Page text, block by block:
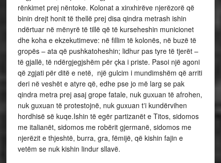
rënkimet prej nëntoke. Kolonat a xinxhirëve njerëzorë që
binin drejt honit të thellë prej disa qindra metrash ishin
ndërtuar në mënyrë të tillë që të kurseheshin municionet
dhe koha e ekzekutimeve: në fillim të kolonës, në buzë të
gropës – ata që pushkatoheshin; lidhur pas tyre të tjerët –
të gjallë, të ndërgjegjshëm për çka i priste. Pasoi një agoni
që zgjati për ditë e netë, një gulcim i mundimshëm që arriti
deri në veshët e atyre që, edhe pse jo më larg se pak
qindra metra prej asaj grope fatale, nuk guxuan të afrohen,
nuk guxuan të protestojnë, nuk guxuan tʼi kundërvihen
hordhisë së kuqe.Ishin të egër partizanët e Titos, sidomos
me italianët, sidomos me robërit gjermanë, sidomos me
njerëzit e thjeshtë, burra, gra, fëmijë, që kishin fajin e
vetëm se nuk kishin lindur sllavë.